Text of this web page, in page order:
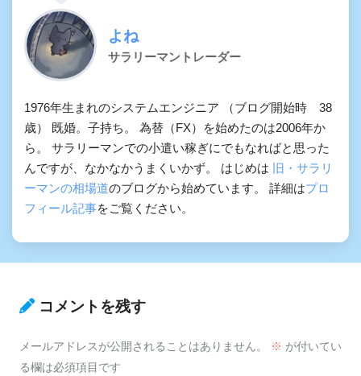
よね
サラリーマントレーダー
1976年生まれのシステムエンジニア （ブログ開始時 38
歳） 既婚。子持ち。 為替（FX）を始めたのは2006年か
ら。 サラリーマンでの小遣い稼ぎにでもなればと思った
んですが、なかなかうまくいかず。 はじめは 旧・サラリ
ーマンの相場道のブログから始めています。 詳細はプロ
フィール記事をご覧ください。
コメントを残す
メールアドレスが公開されることはありません。 ※ が付いてい
る欄は必須項目です